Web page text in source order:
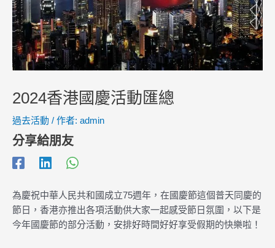
2024香港國慶活動匯總
過去活動 / 作者: admin
分享給朋友
為慶祝中華人民共和國成立75週年，在國慶節這個普天同慶的
節日，香港亦推出各項活動供大家一起感受節日氛圍，以下是
今年國慶節的部分活動，安排好時間好好享受假期的快樂啦！